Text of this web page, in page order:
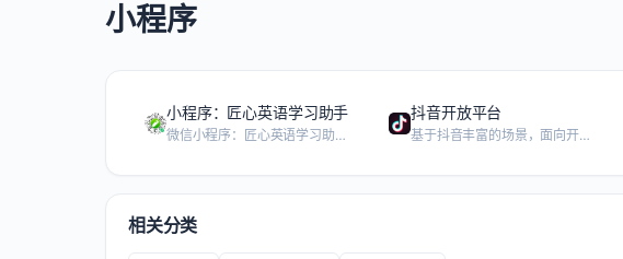
小程序
小程序：匠心英语学习助手
微信小程序：匠心英语学习助手，辅助英语听写工具，查单词，背单词，自己听写，听写记录，错词记录，中小学英语听写，同步教材，美式发音，英式发音，线上听写，2024新教材，2024新课本。 在我的-邀请有礼-输入邀请码：982734 即可获取15天会员时长！
抖音开放平台
基于抖音丰富的场景，面向开发者提供创建、经营抖音小程序的全流程能力，满足在抖音上获客-留存-转化-复访-促活过程中的个性化业务需求。同时提供能力开放的应用生态，支持开发者自有的移动或网站应用接入抖音开放能力。
相关分类